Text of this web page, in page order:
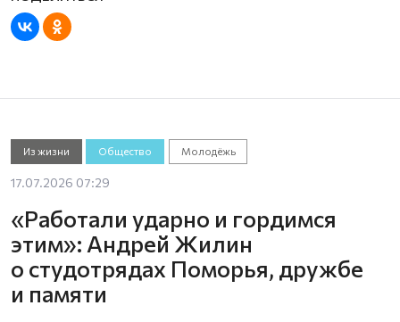
Из жизни Общество Молодёжь
17.07.2026 07:29
«Работали ударно и гордимся
этим»: Андрей Жилин
о студотрядах Поморья, дружбе
и памяти